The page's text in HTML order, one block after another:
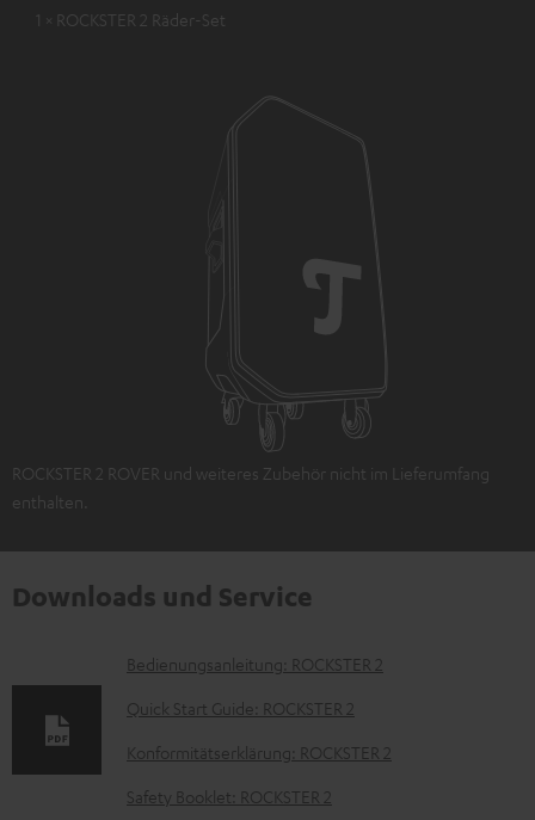
1 × ROCKSTER 2 Räder-Set
ROCKSTER 2 ROVER und weiteres Zubehör nicht im Lieferumfang
enthalten.
Downloads und Service
D
o
m
Bedienungsanleitung: ROCKSTER 2
Quick Start Guide: ROCKSTER 2
Konformitätserklärung: ROCKSTER 2
Safety Booklet: ROCKSTER 2